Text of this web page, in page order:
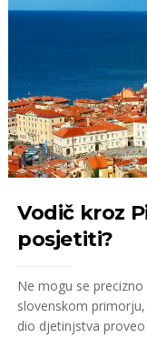
Vodič kroz
posjetiti?
Ne mogu se
slovenskom
dio djetinjstva proveo